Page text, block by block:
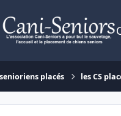
placés les CS